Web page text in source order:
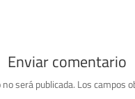
Enviar comentario
será publicada. Los campos